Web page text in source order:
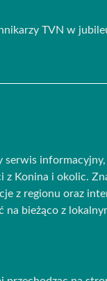
TVN w
serwis
z Konina i okolic.
z regionu oraz
na bieżąco z